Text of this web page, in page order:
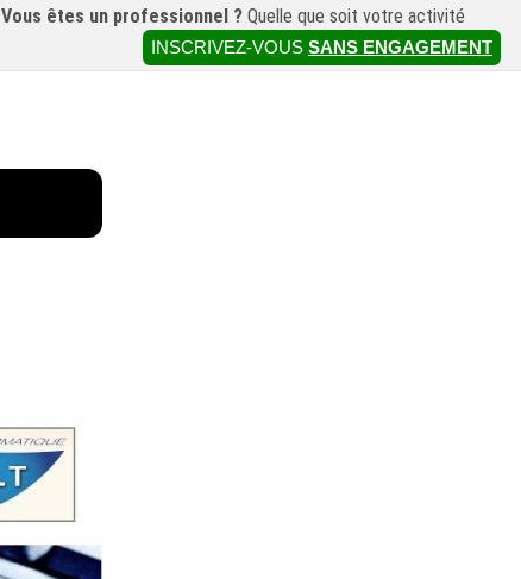
Vous êtes un professionnel ? Quelle que soit votre activité
INSCRIVEZ-VOUS SANS ENGAGEMENT